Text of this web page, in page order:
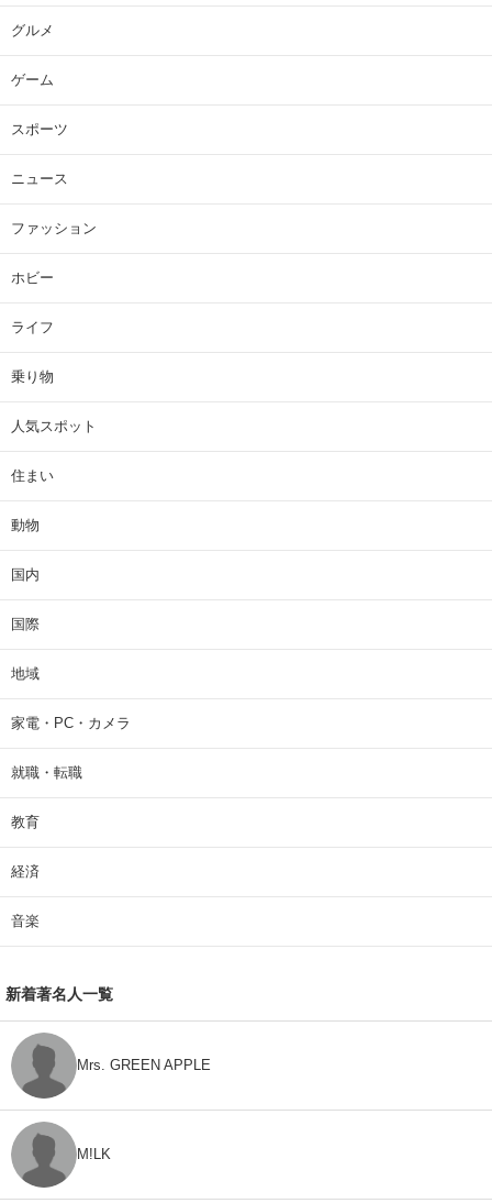
グルメ
ゲーム
スポーツ
ニュース
ファッション
ホビー
ライフ
乗り物
人気スポット
住まい
動物
国内
国際
地域
家電・PC・カメラ
就職・転職
教育
経済
音楽
新着著名人一覧
Mrs. GREEN APPLE
M!LK